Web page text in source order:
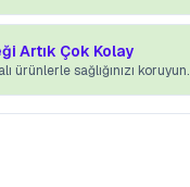
Artık Çok Kolay
ürünlerle sağlığınızı koruyun.